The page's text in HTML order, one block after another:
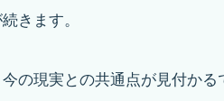
きます。
の現実との共通点が見付かる